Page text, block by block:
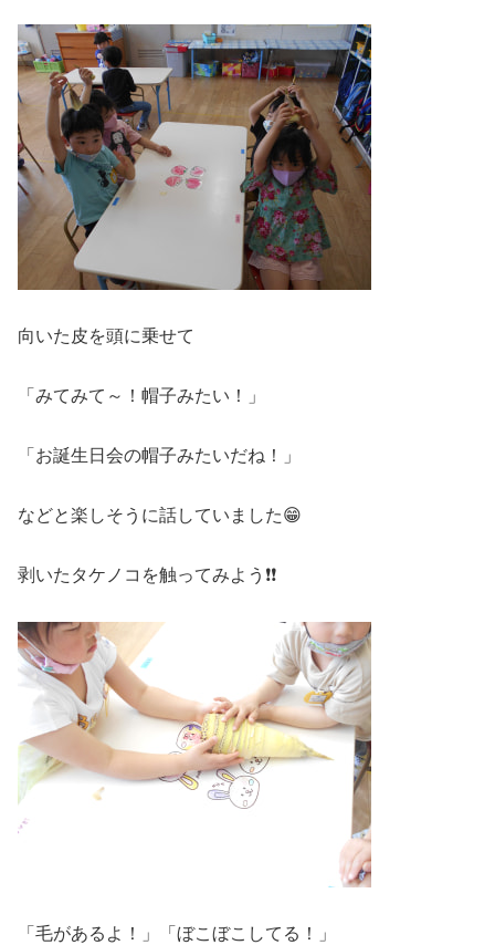
向いた皮を頭に乗せて
「みてみて～！帽子みたい！」
「お誕生日会の帽子みたいだね！」
などと楽しそうに話していました😁
剥いたタケノコを触ってみよう❗❗
「毛があるよ！」「ぼこぼこしてる！」